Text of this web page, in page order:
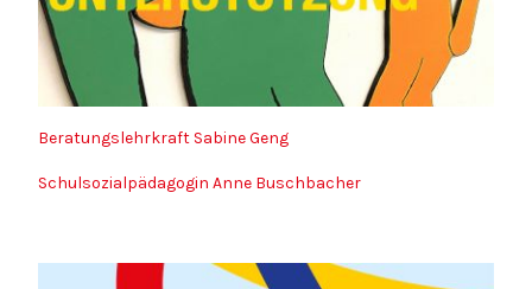
Beratungslehrkraft Sabine Geng
Schulsozialpädagogin Anne Buschbacher